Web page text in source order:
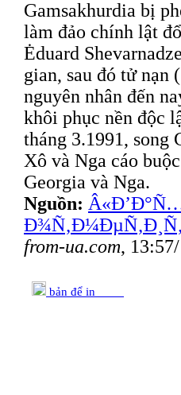
Gamsakhurdia bị
làm đảo chính lật
Ėduard
gian, sau đó tử nạn
nguyên nhân đến
khôi phục nền độc
tháng 3.1991,
Xô và Nga cáo
Georgia và Nga.
Nguồn:
from-ua.com,
bản để in